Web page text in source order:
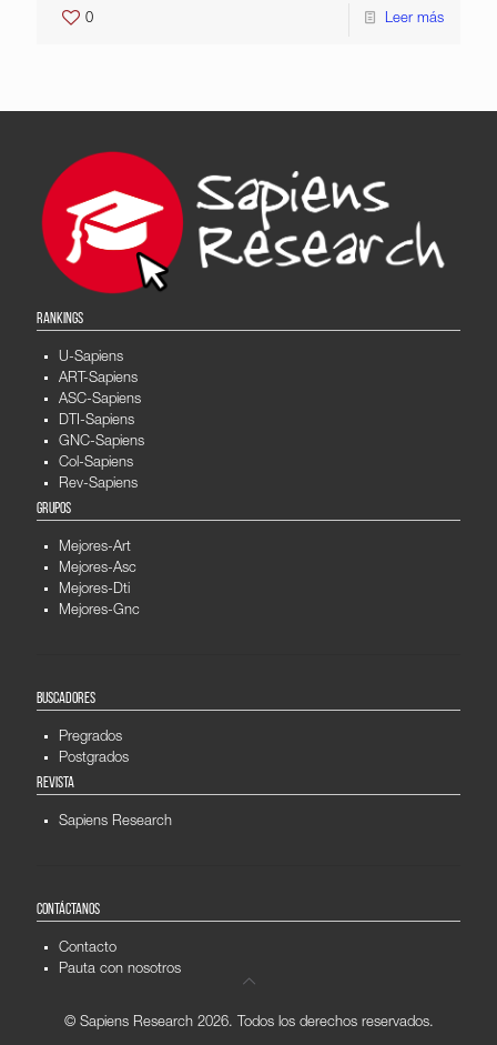
0 Leer más
RANKINGS
U-Sapiens
ART-Sapiens
ASC-Sapiens
DTI-Sapiens
GNC-Sapiens
Col-Sapiens
Rev-Sapiens
GRUPOS
Mejores-Art
Mejores-Asc
Mejores-Dti
Mejores-Gnc
BUSCADORES
Pregrados
Postgrados
REVISTA
Sapiens Research
CONTÁCTANOS
Contacto
Pauta con nosotros
© Sapiens Research 2026. Todos los derechos reservados.